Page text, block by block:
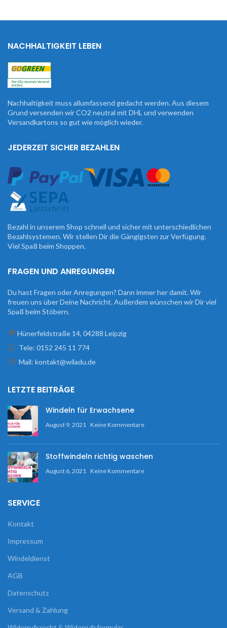
NACHHALTIGKEIT LEBEN
Nachhaltigkeit muss allumfassend gedacht werden. Aus diesem
Grund versenden wir CO2 neutral mit DHL und verwenden
Versandkartons so gut wie möglich wieder.
JEDERZEIT SICHER BEZAHLEN
Bezahl in unserem Shop schnell und sicher mit unterschiedlichen
Bezahlsystemen. Wir stellen Dir die Gängigsten zur Verfügung.
Viel Spaß beim Shoppen.
FRAGEN UND ANREGUNGEN
Du hast Fragen oder Anregungen? Dann immer her damit. Wir
freuen uns über Deine Nachricht. Außerdem wünschen wir Dir viel
Spaß beim Stöbern.
Hünerfeldstraße 14, 04288 Leipzig
Tele: 0152 245 11 774
Mail: kontakt@wiladu.de
LETZTE BEITRÄGE
Windeln für Erwachsene
August 9, 2021 Keine Kommentare
Stoffwindeln richtig waschen
August 6, 2021 Keine Kommentare
SERVICE
Kontakt
Impressum
Windeldienst
AGB
Datenschutz
Versand & Zahlung